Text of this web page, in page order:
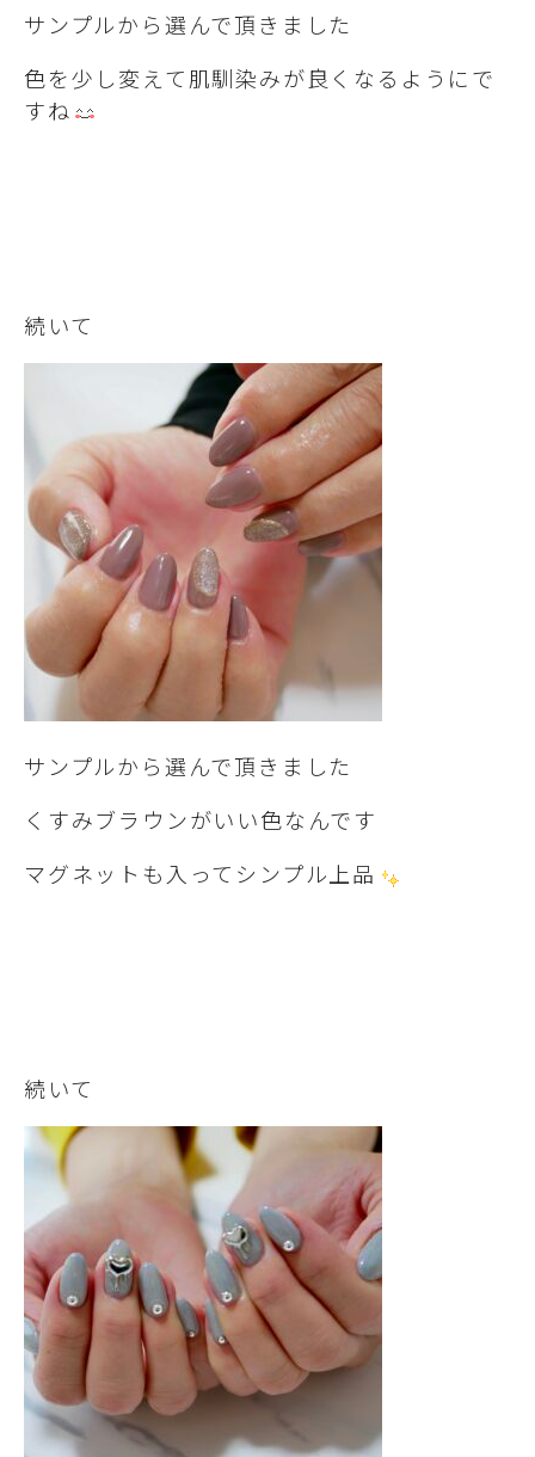
サンプルから選んで頂きました
色を少し変えて肌馴染みが良くなるようにで
すね
続いて
サンプルから選んで頂きました
くすみブラウンがいい色なんです
マグネットも入ってシンプル上品
続いて